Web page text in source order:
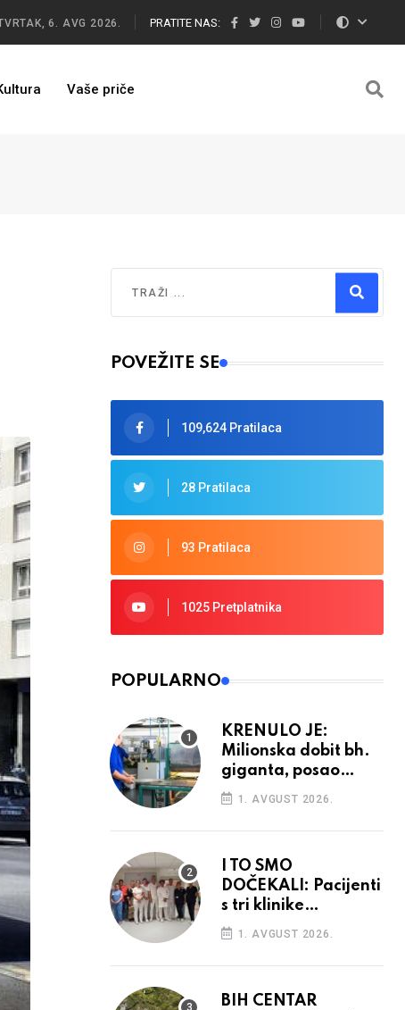
6. AVG 2026. PRATITE NAS:
Vaše priče
Type 2 or more characters for results.
POVEŽITE SE
109,624 Pratilaca
28 Pratilaca
93 Pratilaca
1025 Pretplatnika
POPULARNO
KRENULO JE:
Milionska dobit bh.
giganta, posao
ponovno cvjeta
1. AVGUST 2026.
I TO SMO
DOČEKALI: Pacijenti
s tri klinike
preseljeni u nove
prostore
1. AVGUST 2026.
BIH CENTAR